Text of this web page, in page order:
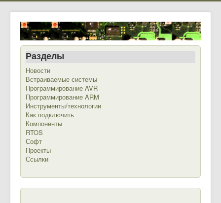
Разделы
Новости
Встраиваемые системы
Программирование AVR
Программирование ARM
Инструменты/технологии
Как подключить
Компоненты
RTOS
Софт
Проекты
Ссылки